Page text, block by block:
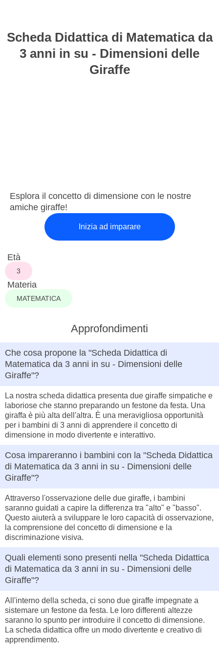
Scheda Didattica di Matematica da
3 anni in su - Dimensioni delle
Giraffe
Esplora il concetto di dimensione con le nostre
amiche giraffe!
Inizia ad imparare
Età
3
Materia
MATEMATICA
Approfondimenti
Che cosa propone la "Scheda Didattica di
Matematica da 3 anni in su - Dimensioni delle
Giraffe"?
La nostra scheda didattica presenta due giraffe simpatiche e
laboriose che stanno preparando un festone da festa. Una
giraffa è più alta dell'altra. È una meravigliosa opportunità
per i bambini di 3 anni di apprendere il concetto di
dimensione in modo divertente e interattivo.
Cosa impareranno i bambini con la "Scheda Didattica
di Matematica da 3 anni in su - Dimensioni delle
Giraffe"?
Attraverso l'osservazione delle due giraffe, i bambini
saranno guidati a capire la differenza tra "alto" e "basso".
Questo aiuterà a sviluppare le loro capacità di osservazione,
la comprensione del concetto di dimensione e la
discriminazione visiva.
Quali elementi sono presenti nella "Scheda Didattica
di Matematica da 3 anni in su - Dimensioni delle
Giraffe"?
All'interno della scheda, ci sono due giraffe impegnate a
sistemare un festone da festa. Le loro differenti altezze
saranno lo spunto per introduire il concetto di dimensione.
La scheda didattica offre un modo divertente e creativo di
apprendimento.